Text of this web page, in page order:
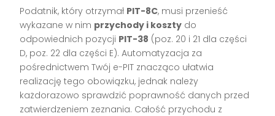
Podatnik, który otrzymał PIT-8C, musi przenieść
wykazane w nim przychody i koszty do
odpowiednich pozycji PIT-38 (poz. 20 i 21 dla części
D, poz. 22 dla części E). Automatyzacja za
pośrednictwem Twój e-PIT znacząco ułatwia
realizację tego obowiązku, jednak należy
każdorazowo sprawdzić poprawność danych przed
zatwierdzeniem zeznania. Całość przychodu z